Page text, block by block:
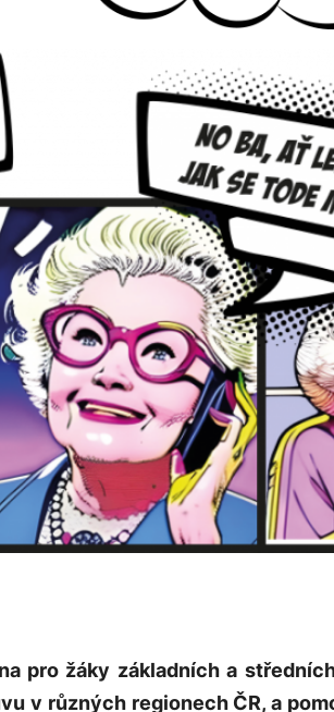
pro žáky základních a
v různých regionech ČR, a